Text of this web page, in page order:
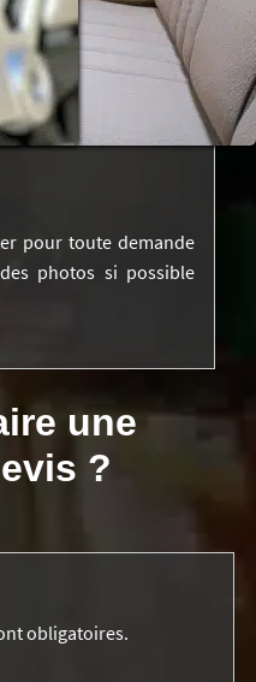
pour toute demande
photos si possible
une
?
obligatoires.